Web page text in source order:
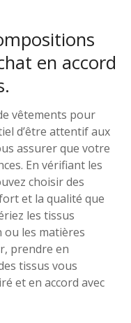
en accord
vêtements pour
d’être attentif aux
assurer que votre
En vérifiant les
choisir des
et la qualité que
les tissus
ou les matières
prendre en
tissus vous
et en accord avec